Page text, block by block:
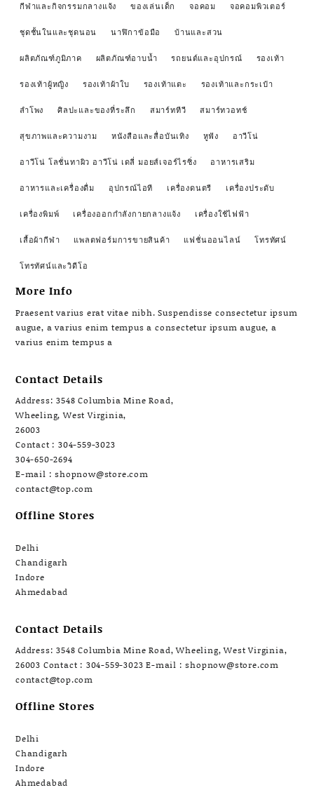
กีฬาและกิจกรรมกลางแจ้ง ของเล่นเด็ก จอคอม จอคอมพิวเตอร์
ชุดชั้นในและชุดนอน นาฬิกาข้อมือ บ้านและสวน
ผลิตภัณฑ์ภูมิภาค ผลิตภัณฑ์อาบน้ำ รถยนต์และอุปกรณ์ รองเท้า
รองเท้าผู้หญิง รองเท้าผ้าใบ รองเท้าแตะ รองเท้าและกระเป๋า
ลำโพง ศิลปะและของที่ระลึก สมาร์ททีวี สมาร์ทวอทช์
สุขภาพและความงาม หนังสือและสื่อบันเทิง หูฟัง อาวีโน่
อาวีโน่ โลชั่นทาผิว อาวีโน่ เดลี่ มอยส์เจอร์ไรซิ่ง อาหารเสริม
อาหารและเครื่องดื่ม อุปกรณ์ไอที เครื่องดนตรี เครื่องประดับ
เครื่องพิมพ์ เครื่องออกกำลังกายกลางแจ้ง เครื่องใช้ไฟฟ้า
เสื้อผ้ากีฬา แพลตฟอร์มการขายสินค้า แฟชั่นออนไลน์ โทรทัศน์
โทรทัศน์และวิดีโอ
More Info
Praesent varius erat vitae nibh. Suspendisse consectetur ipsum
augue, a varius enim tempus a consectetur ipsum augue, a
varius enim tempus a
Contact Details
Address: 3548 Columbia Mine Road,
Wheeling, West Virginia,
26003
Contact : 304-559-3023
304-650-2694
E-mail : shopnow@store.com
contact@top.com
Offline Stores
Delhi
Chandigarh
Indore
Ahmedabad
Contact Details
Address: 3548 Columbia Mine Road, Wheeling, West Virginia,
26003 Contact : 304-559-3023 E-mail : shopnow@store.com
contact@top.com
Offline Stores
Delhi
Chandigarh
Indore
Ahmedabad